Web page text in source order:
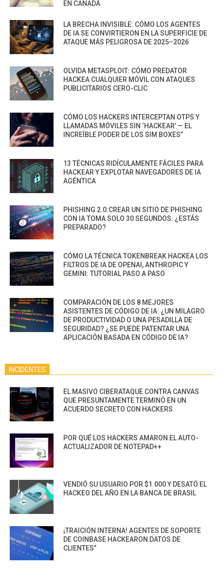
EN CANADÁ
LA BRECHA INVISIBLE: CÓMO LOS AGENTES
DE IA SE CONVIRTIERON EN LA SUPERFICIE DE
ATAQUE MÁS PELIGROSA DE 2025–2026
OLVIDA METASPLOIT: CÓMO PREDATOR
HACKEA CUALQUIER MÓVIL CON ATAQUES
PUBLICITARIOS CERO-CLIC
CÓMO LOS HACKERS INTERCEPTAN OTPS Y
LLAMADAS MÓVILES SIN ‘HACKEAR’ — EL
INCREÍBLE PODER DE LOS SIM BOXES”
13 TÉCNICAS RIDÍCULAMENTE FÁCILES PARA
HACKEAR Y EXPLOTAR NAVEGADORES DE IA
AGÉNTICA
PHISHING 2.0:CREAR UN SITIO DE PHISHING
CON IA TOMA SOLO 30 SEGUNDOS. ¿ESTÁS
PREPARADO?
CÓMO LA TÉCNICA TOKENBREAK HACKEA LOS
FILTROS DE IA DE OPENAI, ANTHROPIC Y
GEMINI: TUTORIAL PASO A PASO
COMPARACIÓN DE LOS 8 MEJORES
ASISTENTES DE CÓDIGO DE IA: ¿UN MILAGRO
DE PRODUCTIVIDAD O UNA PESADILLA DE
SEGURIDAD? ¿SE PUEDE PATENTAR UNA
APLICACIÓN BASADA EN CÓDIGO DE IA?
INCIDENTES
EL MASIVO CIBERATAQUE CONTRA CANVAS
QUE PRESUNTAMENTE TERMINÓ EN UN
ACUERDO SECRETO CON HACKERS
POR QUÉ LOS HACKERS AMARON EL AUTO-
ACTUALIZADOR DE NOTEPAD++
VENDIÓ SU USUARIO POR $1.000 Y DESATÓ EL
HACKEO DEL AÑO EN LA BANCA DE BRASIL
¡TRAICIÓN INTERNA! AGENTES DE SOPORTE
DE COINBASE HACKEARON DATOS DE
CLIENTES”